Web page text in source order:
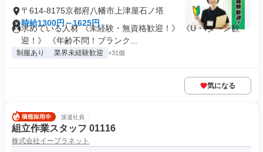
〒614-8175京都府八幡市上津屋石ノ塔
時給1300円～1625円
求めている人材 《未経験・無資格歓迎！》 《U・Iターン歓
迎！》 《年齢不問！ブランク...
制服あり 業界未経験歓迎 +31個
気になる
派遣社員
組立作業スタッフ 01116
株式会社イープラネット